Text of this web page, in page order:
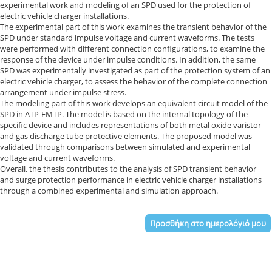
experimental work and modeling of an SPD used for the protection of
electric vehicle charger installations.
The experimental part of this work examines the transient behavior of the
SPD under standard impulse voltage and current waveforms. The tests
were performed with different connection configurations, to examine the
response of the device under impulse conditions. In addition, the same
SPD was experimentally investigated as part of the protection system of an
electric vehicle charger, to assess the behavior of the complete connection
arrangement under impulse stress.
The modeling part of this work develops an equivalent circuit model of the
SPD in ATP-EMTP. The model is based on the internal topology of the
specific device and includes representations of both metal oxide varistor
and gas discharge tube protective elements. The proposed model was
validated through comparisons between simulated and experimental
voltage and current waveforms.
Overall, the thesis contributes to the analysis of SPD transient behavior
and surge protection performance in electric vehicle charger installations
through a combined experimental and simulation approach.
Προσθήκη στο ημερολόγιό μου